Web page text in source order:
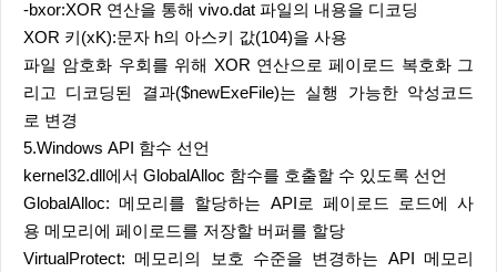
-bxor:XOR 연산을 통해 vivo.dat 파일의 내용을 디코딩
XOR 키(xK):문자 h의 아스키 값(104)을 사용
파일 암호화 우회를 위해 XOR 연산으로 페이로드 복호화 그
리고 디코딩된 결과($newExeFile)는 실행 가능한 악성코드
로 변경
5.Windows API 함수 선언
kernel32.dll에서 GlobalAlloc 함수를 호출할 수 있도록 선언
GlobalAlloc: 메모리를 할당하는 API로 페이로드 로드에 사
용 메모리에 페이로드를 저장할 버퍼를 할당
VirtualProtect: 메모리의 보호 수준을 변경하는 API 메모리